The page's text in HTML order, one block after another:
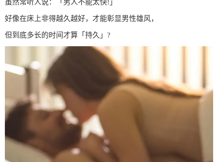
虽然常听人说：「男人不能太快!」
好像在床上非得越久越好，才能彰显男性雄风，
但到底多长的时间才算「持久」?